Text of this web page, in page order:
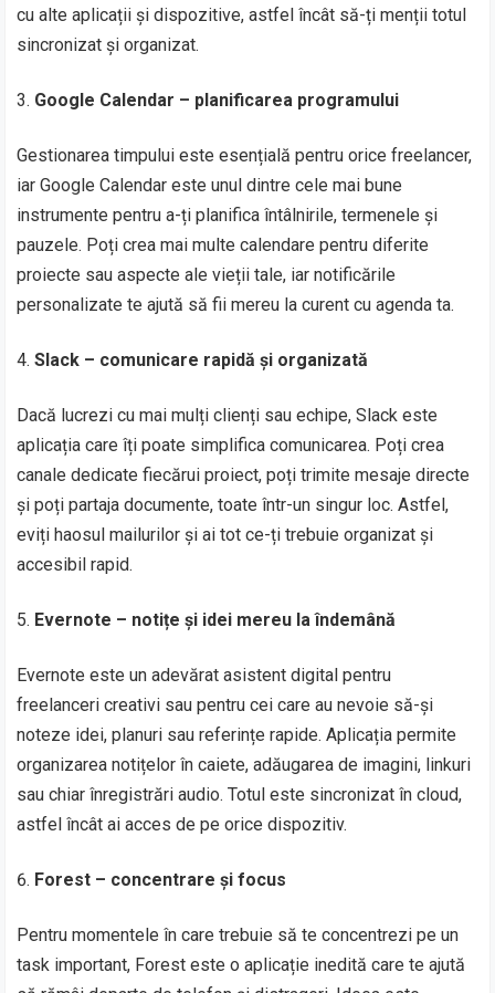
cu alte aplicații și dispozitive, astfel încât să-ți menții totul
sincronizat și organizat.
Google Calendar – planificarea programului
Gestionarea timpului este esențială pentru orice freelancer,
iar Google Calendar este unul dintre cele mai bune
instrumente pentru a-ți planifica întâlnirile, termenele și
pauzele. Poți crea mai multe calendare pentru diferite
proiecte sau aspecte ale vieții tale, iar notificările
personalizate te ajută să fii mereu la curent cu agenda ta.
Slack – comunicare rapidă și organizată
Dacă lucrezi cu mai mulți clienți sau echipe, Slack este
aplicația care îți poate simplifica comunicarea. Poți crea
canale dedicate fiecărui proiect, poți trimite mesaje directe
și poți partaja documente, toate într-un singur loc. Astfel,
eviți haosul mailurilor și ai tot ce-ți trebuie organizat și
accesibil rapid.
Evernote – notițe și idei mereu la îndemână
Evernote este un adevărat asistent digital pentru
freelanceri creativi sau pentru cei care au nevoie să-și
noteze idei, planuri sau referințe rapide. Aplicația permite
organizarea notițelor în caiete, adăugarea de imagini, linkuri
sau chiar înregistrări audio. Totul este sincronizat în cloud,
astfel încât ai acces de pe orice dispozitiv.
Forest – concentrare și focus
Pentru momentele în care trebuie să te concentrezi pe un
task important, Forest este o aplicație inedită care te ajută